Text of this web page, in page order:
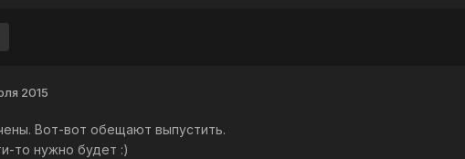
2015
Вот-вот обещают выпустить.
то нужно будет :)